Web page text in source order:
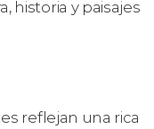
historia y paisajes
reflejan una rica